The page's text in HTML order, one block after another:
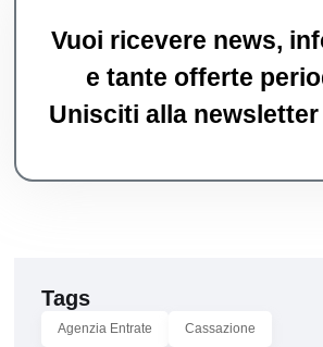
Vuoi ricevere news,
e tante offerte
Unisciti alla
Tags
Agenzia Entrate Cassazione